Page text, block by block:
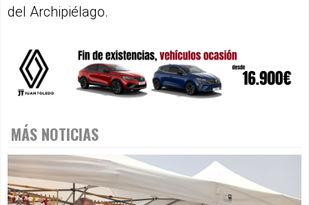
del Archipiélago.
MÁS NOTICIAS